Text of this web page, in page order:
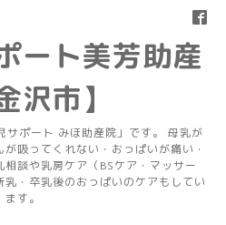
ート美芳助産
沢市】
サポート みほ助産院」です。 母乳が
吸ってくれない・おっぱいが痛い・
談や乳房ケア（BSケア・マッサー
・卒乳後のおっぱいのケアもしてい
ます。